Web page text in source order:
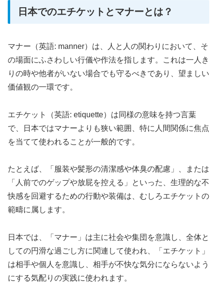
日本でのエチケットとマナーとは？
マナー（英語: manner）は、人と人の関わりにおいて、そ
の場面にふさわしい行儀や作法を指します。これは一人き
りの時や他者がいない場合でも守るべきであり、望ましい
価値観の一環です。
エチケット（英語: etiquette）は同様の意味を持つ言葉
で、日本ではマナーよりも狭い範囲、特に人間関係に焦点
を当てて使われることが一般的です。
たとえば、「服装や髪形の清潔感や体臭の配慮」、または
「人前でのゲップや放屁を控える」といった、生理的な不
快感を回避するための行動や装備は、むしろエチケットの
範疇に属します。
日本では、「マナー」は主に社会や集団を意識し、全体と
しての円滑な過ごし方に関連して使われ、「エチケット」
は相手や個人を意識し、相手が不快な気分にならないよう
にする気配りの実践に使われます。